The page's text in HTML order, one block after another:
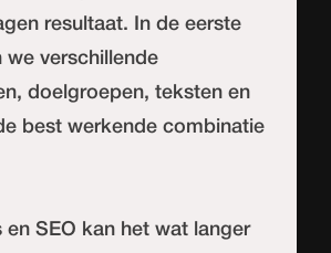
resultaat. In de eerste
we verschillende
doelgroepen, teksten en
best werkende combinatie
en SEO kan het wat langer